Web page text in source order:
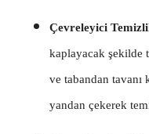
Çevreleyici
kaplayacak şekilde
ve tabandan tavanı
yandan çekerek